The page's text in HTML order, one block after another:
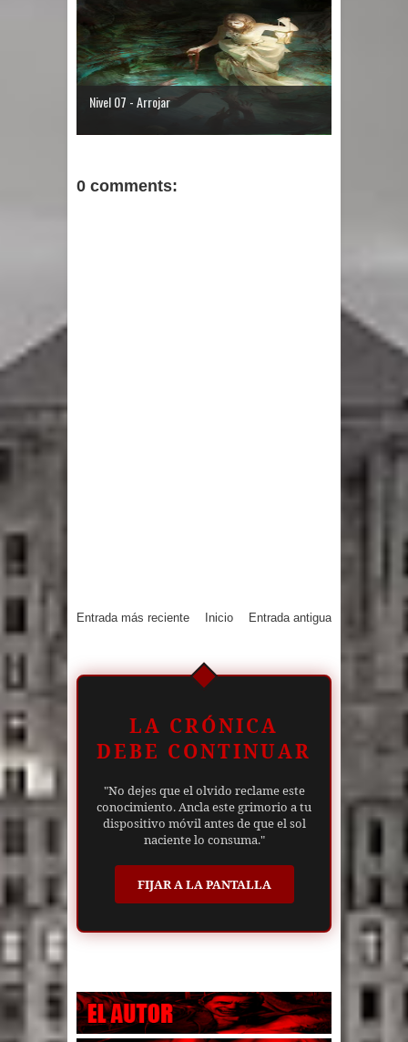
Nivel 07 - Arrojar
0 comments:
Entrada más reciente Entrada antigua
Inicio
LA CRÓNICA
DEBE CONTINUAR
"No dejes que el olvido reclame este
conocimiento. Ancla este grimorio a tu
dispositivo móvil antes de que el sol
naciente lo consuma."
FIJAR A LA PANTALLA